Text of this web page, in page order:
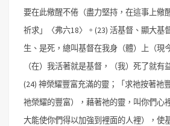
要在此儆醒不倦（盡力堅持，在這事上儆
祈求」〈弗六18〉。 (23) 活基督、顯大
生、是死，總叫基督在我身（體）上（現
（在）我活著就是基督，（我）死了就有
(24) 神榮耀豐富充滿的靈；「求祂按著祂
祂榮耀的豐富），藉著祂的靈，叫你們心
大能使你們得以加強到裡面的人裡），使